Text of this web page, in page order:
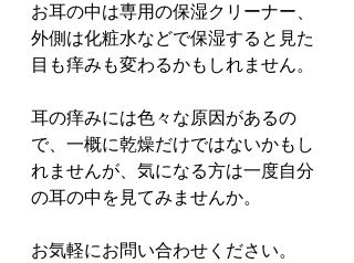
お耳の中は専用の保湿クリーナー、
外側は化粧水などで保湿すると見た
目も痒みも変わるかもしれません。
耳の痒みには色々な原因があるの
で、一概に乾燥だけではないかもし
れませんが、気になる方は一度自分
の耳の中を見てみませんか。
お気軽にお問い合わせください。